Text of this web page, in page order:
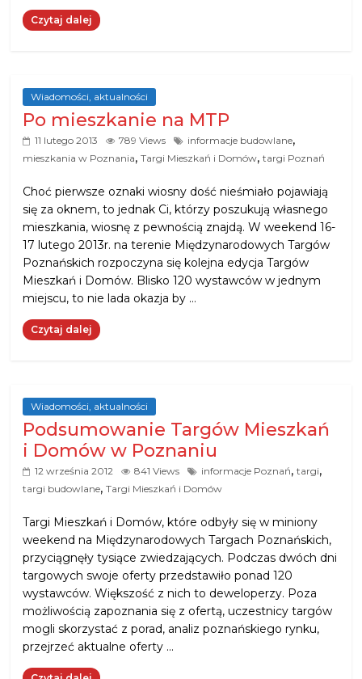
Czytaj dalej
Wiadomości, aktualności
Po mieszkanie na MTP
11 lutego 2013 789 Views informacje budowlane,
mieszkania w Poznania,Targi Mieszkań i Domów,targi Poznań
Choć pierwsze oznaki wiosny dość nieśmiało pojawiają
się za oknem, to jednak Ci, którzy poszukują własnego
mieszkania, wiosnę z pewnością znajdą. W weekend 16-
17 lutego 2013r. na terenie Międzynarodowych Targów
Poznańskich rozpoczyna się kolejna edycja Targów
Mieszkań i Domów. Blisko 120 wystawców w jednym
miejscu, to nie lada okazja by …
Czytaj dalej
Wiadomości, aktualności
Podsumowanie Targów Mieszkań
i Domów w Poznaniu
12 września 2012 841 Views informacje Poznań,targi,
targi budowlane,Targi Mieszkań i Domów
Targi Mieszkań i Domów, które odbyły się w miniony
weekend na Międzynarodowych Targach Poznańskich,
przyciągnęły tysiące zwiedzających. Podczas dwóch dni
targowych swoje oferty przedstawiło ponad 120
wystawców. Większość z nich to deweloperzy. Poza
możliwością zapoznania się z ofertą, uczestnicy targów
mogli skorzystać z porad, analiz poznańskiego rynku,
przejrzeć aktualne oferty …